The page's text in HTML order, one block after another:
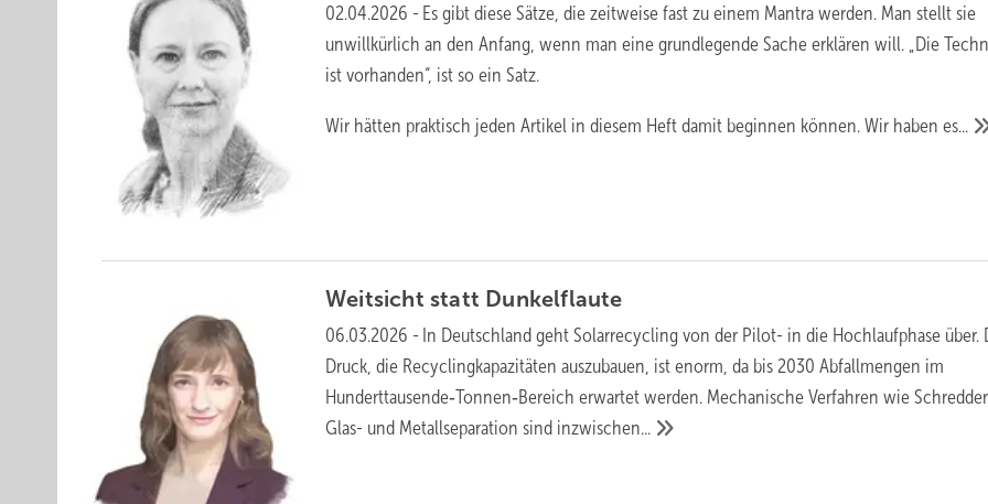
02.04.2026 - Es gibt diese Sätze, die zeitweise fast zu einem Mantra werden. Man stellt sie
unwillkürlich an den Anfang, wenn man eine grundlegende Sache erklären will. „Die
ist vorhanden“, ist so ein Satz.
Wir hätten praktisch jeden Artikel in diesem Heft damit beginnen können. Wir habenes...
Weitsicht statt Dunkelflaute
06.03.2026 - In Deutschland geht Solarrecycling von der Pilot- in die Hochlaufphase über.
Druck, die Recyclingkapazitäten auszubauen, ist enorm, da bis 2030 Abfallmengen im
Hunderttausende‑Tonnen‑Bereich erwartet werden. Mechanische Verfahren wie
Glas- und Metallseparation sind inzwischen...